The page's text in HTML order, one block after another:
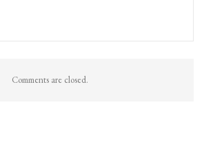
Comments are closed.